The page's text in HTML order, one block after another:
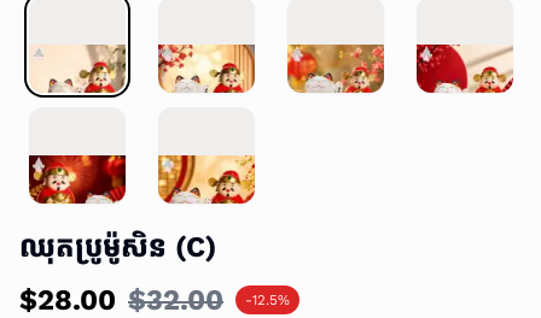
ឈុតប្រូម៉ូសិន (C)
$28.00 $32.00 -12.5%